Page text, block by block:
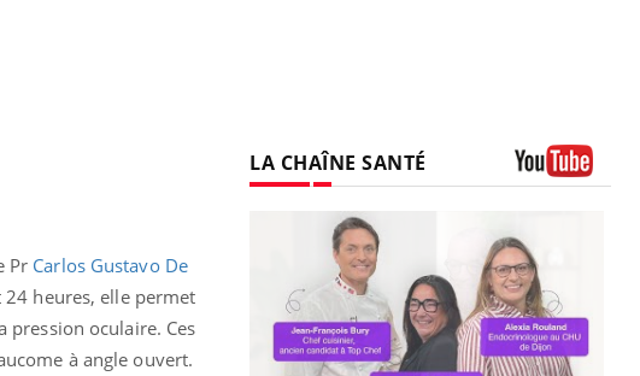
Pr Carlos Gustavo De
heures, elle permet
pression oculaire. Ces
à angle ouvert.
LA CHAÎNE SANTÉ